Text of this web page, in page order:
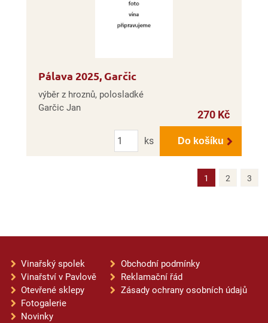
Pálava 2025, Garčic
výběr z hroznů, polosladké
Garčic Jan
270 Kč
Počet
ks
Do košíku
1 2 3
Vinařský spolek
Vinařství v Pavlově
Otevřené sklepy
Fotogalerie
Novinky
Obchodní podmínky
Reklamační řád
Zásady ochrany osobních údajů